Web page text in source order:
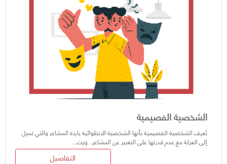
الشخصية الفصيمية
تُعرف الشخصية الفصيمية بأنها الشخصية الانطوائية باردة المشاعر والتي تميل
إلى العزلة مع عدم قدرتها على التعبير عن المشاعر . ويت...
التفاصيل